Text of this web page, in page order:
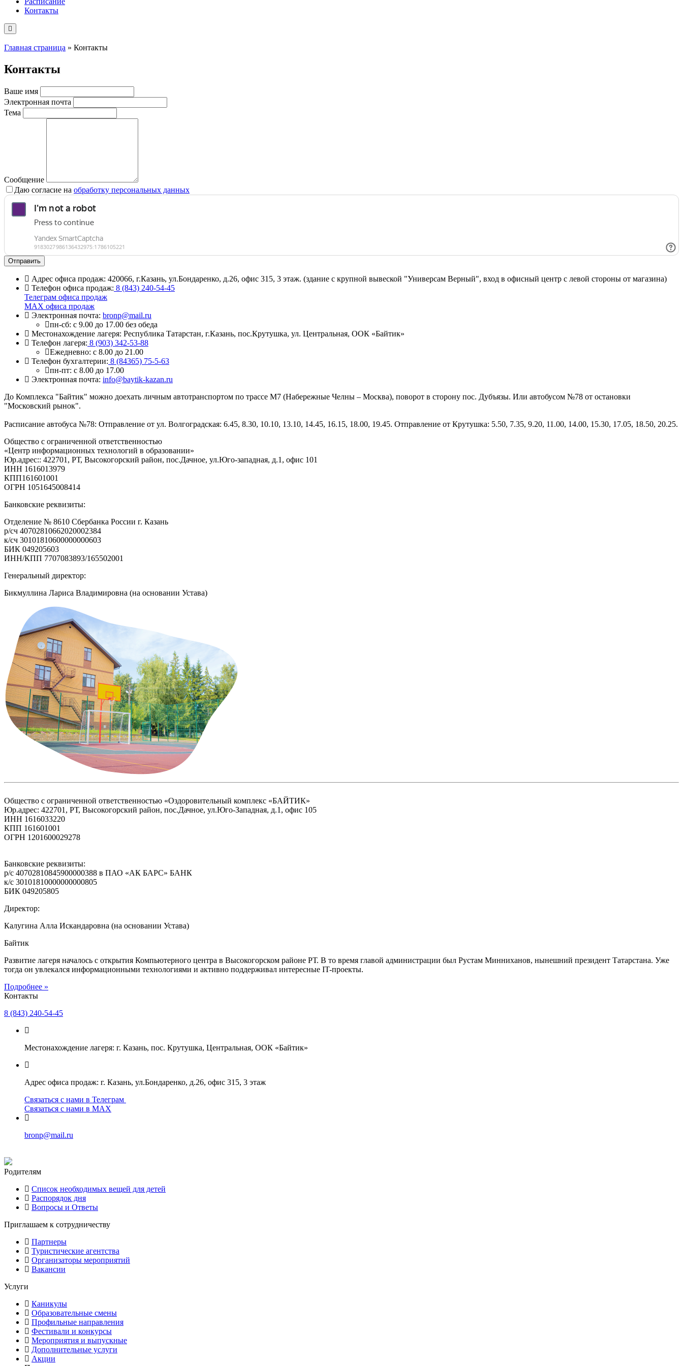
Контакты
Главная страница » Контакты
Контакты
Ваше имя
Электронная почта
Тема
Сообщение
Даю согласие на обработку персональных данных
Адрес офиса продаж: 420066, г.Казань, ул.Бондаренко, д.26, офис 315, 3 этаж. (здание с крупной вывеской "Универсам Верный", вход в офисный центр с левой стороны от магазина)
Телефон офиса продаж: 8 (843) 240-54-45
Телеграм офиса продаж
МАХ офиса продаж
Электронная почта: bronp@mail.ru
пн-сб: с 9.00 до 17.00 без обеда
Местонахождение лагеря: Республика Татарстан, г.Казань, пос.Крутушка, ул. Центральная, OOК «Байтик»
Телефон лагеря: 8 (903) 342-53-88
Ежедневно: с 8.00 до 21.00
Телефон бухгалтерии: 8 (84365) 75-5-63
пн-пт: с 8.00 до 17.00
Электронная почта: info@baytik-kazan.ru
До Комплекса "Байтик" можно доехать личным автотранспортом по трассе М7 (Набережные Челны – Москва), поворот в сторону пос. Дубъязы. Или автобусом №78 от остановки
"Московский рынок".
Расписание автобуса №78: Отправление от ул. Волгоградская: 6.45, 8.30, 10.10, 13.10, 14.45, 16.15, 18.00, 19.45. Отправление от Крутушка: 5.50, 7.35, 9.20, 11.00, 14.00, 15.30, 17.05, 18.50, 20.25.
Общество с ограниченной ответственностью
«Центр информационных технологий в образовании»
Юр.адрес:: 422701, РТ, Высокогорский район, пос.Дачное, ул.Юго-западная, д.1, офис 101
ИНН 1616013979
КПП161601001
ОГРН 1051645008414
Банковские реквизиты:
Отделение № 8610 Сбербанка России г. Казань
р/сч 40702810662020002384
к/сч 30101810600000000603
БИК 049205603
ИНН/КПП 7707083893/165502001
Генеральный директор:
Бикмуллина Лариса Владимировна (на основании Устава)
Общество с ограниченной ответственностью «Оздоровительный комплекс «БАЙТИК»
Юр.адрес: 422701, РТ, Высокогорский район, пос.Дачное, ул.Юго-Западная, д.1, офис 105
ИНН 1616033220
КПП 161601001
ОГРН 1201600029278
Банковские реквизиты:
р/с 40702810845900000388 в ПАО «АК БАРС» БАНК
к/с 30101810000000000805
БИК 049205805
Директор:
Калугина Алла Искандаровна (на основании Устава)
Байтик
Развитие лагеря началось с открытия Компьютерного центра в Высокогорском районе РТ. В то время главой администрации был Рустам Минниханов, нынешний президент Татарстана. Уже
тогда он увлекался информационными технологиями и активно поддерживал интересные IT-проекты.
Подробнее »
Контакты
8 (843) 240-54-45
Местонахождение лагеря: г. Казань, пос. Крутушка, Центральная, ООК «Байтик»
Адрес офиса продаж: г. Казань, ул.Бондаренко, д.26, офис 315, 3 этаж
Связаться с нами в Телеграм
Связаться с нами в МАХ
bronp@mail.ru
Родителям
Список необходимых вещей для детей
Распорядок дня
Вопросы и Ответы
Приглашаем к сотрудничеству
Партнеры
Туристические агентства
Организаторы мероприятий
Вакансии
Услуги
Каникулы
Образовательные смены
Профильные направления
Фестивали и конкурсы
Мероприятия и выпускные
Дополнительные услуги
Акции